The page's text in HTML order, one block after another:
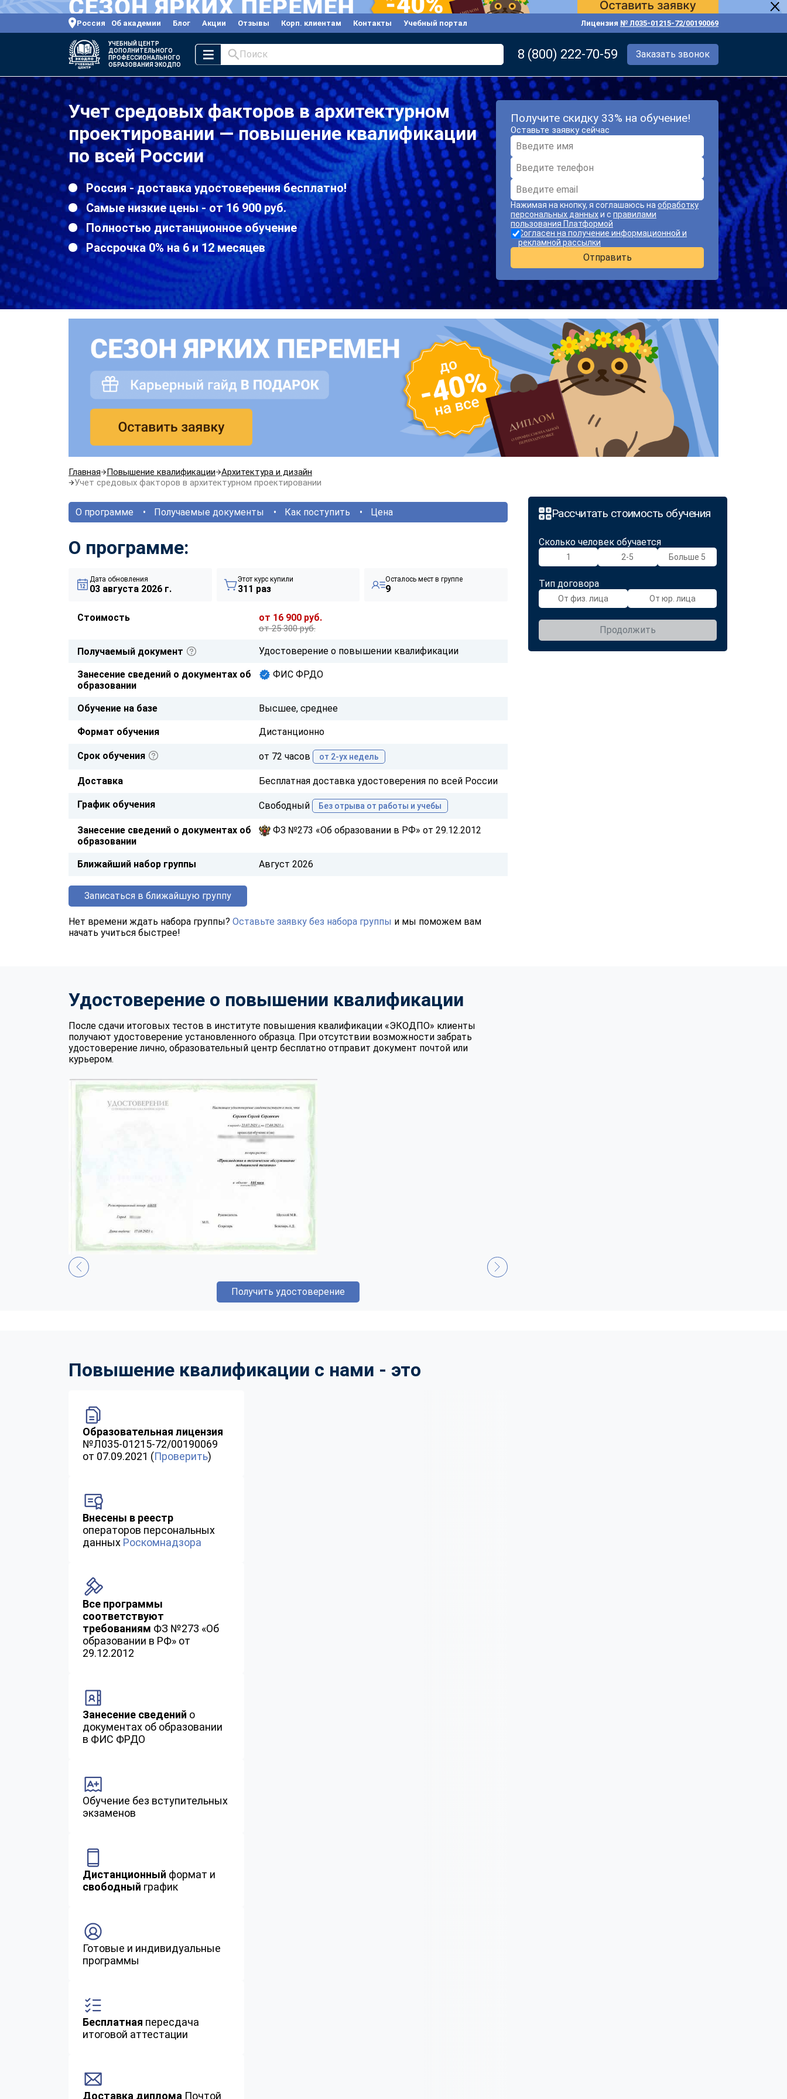
Россия Об академии Блог Акции Отзывы Корп. клиентам Контакты Учебный портал Лицензия № Л035-01215-72/00190069
УЧЕБНЫЙ ЦЕНТР
ДОПОЛНИТЕЛЬНОГО
ПРОФЕССИОНАЛЬНОГО
ОБРАЗОВАНИЯ ЭКОДПО
Поиск 8 (800) 222-70-59 Заказать звонок
Учет средовых факторов в архитектурном
проектировании — повышение квалификации
по всей России
Россия - доставка удостоверения бесплатно!
Самые низкие цены - от 16 900 руб.
Полностью дистанционное обучение
Рассрочка 0% на 6 и 12 месяцев
Получите скидку 33% на обучение!
Оставьте заявку сейчас
Нажимая на кнопку, я соглашаюсь на обработку
персональных данныхи с правилами
пользования Платформой
Согласен на получение информационной и
рекламной рассылки
Отправить
Главная Повышение квалификации
Архитектура и дизайн
Учет средовых факторов в архитектурном проектировании
Рассчитать стоимость обучения
Сколько человек обучается
1 2-5 Больше 5
Тип договора
От физ. лица От юр. лица
Продолжить
О программе Получаемые документы Как поступить Цена
О программе:
Дата обновления
03 августа 2026 г.
Этот курс купили
311 раз
Осталось мест в группе
9
Стоимость от 16 900 руб.
от 25 300 руб.
Получаемый документ Удостоверение о повышении квалификации
Занесение сведений о документах об
образовании
ФИС ФРДО
Обучение на базе Высшее, среднее
Формат обучения Дистанционно
Срок обучения от 72 часов от 2-ух недель
Доставка Бесплатная доставка удостоверения по всей России
График обучения Свободный Без отрыва от работы и учебы
Занесение сведений о документах об
образовании
ФЗ №273 «Об образовании в РФ» от 29.12.2012
Ближайший набор группы Август 2026
Записаться в ближайшую группу
Нет времени ждать набора группы? Оставьте заявку без набора группы и мы поможем вам
начать учиться быстрее!
Удостоверение о повышении квалификации
После сдачи итоговых тестов в институте повышения квалификации «ЭКОДПО» клиенты
получают удостоверение установленного образца. При отсутствии возможности забрать
удостоверение лично, образовательный центр бесплатно отправит документ почтой или
курьером.
Получить удостоверение
Повышение квалификации с нами - это
Образовательная лицензия
№Л035-01215-72/00190069
от 07.09.2021 (Проверить)
Внесены в реестр
операторов персональных
данных Роскомнадзора
Все программы
соответствуют
требованиям ФЗ №273 «Об
образовании в РФ» от
29.12.2012
Занесение сведений о
документах об образовании
в ФИС ФРДО
Обучение без вступительных
экзаменов
Дистанционный формат и
свободный график
Готовые и индивидуальные
программы
Бесплатная пересдача
итоговой аттестации
Доставка диплома Почтой